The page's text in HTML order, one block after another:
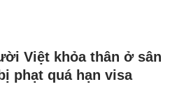
Việt khỏa thân ở sân
phạt quá hạn visa